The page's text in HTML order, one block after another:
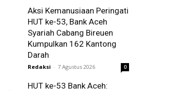
Aksi Kemanusiaan Peringati
HUT ke-53, Bank Aceh
Syariah Cabang Bireuen
Kumpulkan 162 Kantong
Darah
Redaksi - 7 Agustus 2026 0
HUT ke-53 Bank Aceh: